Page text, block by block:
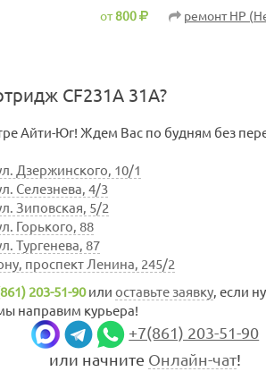
от800 ремонт HP
CF231A 31A?
Айти-Юг! Ждем Вас по будням без
Дзержинского, 10/1
Селезнева, 4/3
Зиповская, 5/2
Горького, 88
Тургенева, 87
проспект Ленина, 245/2
203-51-90или оставьте заявку, если
направим курьера!
+7(861) 203-51-90
или начните Онлайн-чат!